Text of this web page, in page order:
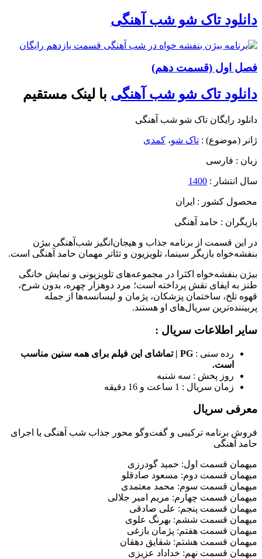
دانلود تاک شو شب آهنگی
فصل اول (قسمت دهم)
دانلود تاک شو شب آهنگی با لینک مستقیم
دانلود رایگان تاک شو شب آهنگی
ژانر (موضوع) : تاک شو، کمدی
زبان : فارسی
سال انتشار : 1400
محصول کشور : ایران
بازیگران : حامد آهنگی
در این قسمت از برنامه جذاب و هیجان‌انگیز شب‌آهنگی بیژن
بنفشه‌خواه بازیگر سینما، تلویزیون و تئاتر مهمان حامد آهنگی است.
بیژن بنفشه‌خواه اکثرا در مجموعه‌های تلویزیونی و نمایش خانگی
طنز به ایفای نقش پرداخته است؛ مرد دوهزار چهره، بدون شرح،
قهوه تلخ، ساختمان پزشکان، پژمان و لیسانسه‌ها از جمله
پربیننده‌ترین سریال‌های او هستند.
سایر اطلاعات سریال :
رده سنی :
PG | تماشای این فیلم برای همه سنین مناسب
است.
روز پخش : سه شنبه
زمان سریال : 1 ساعت و 16 دقیقه
معرفی سریال
فروش برنامه ترکیبی و گفت‌و‌گو محور جذاب شب آهنگی با اجرای
حامد آهنگی
میهمان قسمت اول: حمید گودرزی
میهمان قسمت دوم: مسعود صادقلو
میهمان قسمت سوم: محمد معتمدى
میهمان قسمت چهارم: مريم امير جلالى
میهمان قسمت پنجم: على صادقى
میهمان قسمت ششم: بهرنگ علوی
میهمان قسمت هفتم: پژمان بازغی
میهمان قسمت هشتم: شقایق دهقان
میهمان قسمت نهم: خداداد عزیزی